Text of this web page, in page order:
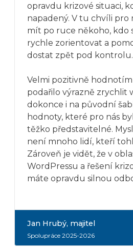
opravdu krizové situaci,
napadený. V tu chvíli pro
mít po ruce někoho, kdo
rychle zorientovat a
dostat zpět pod kontrolu.
Velmi pozitivně hodnotím
podařilo výrazně zrychlit
dokonce i na původní
hodnoty, které pro nás
těžko představitelné.
není mnoho lidí, kteří
Zároveň je vidět, že v
WordPressu a řešení
máte opravdu silnou
Jan Hrubý, majitel
Spolupráce 2025-2026